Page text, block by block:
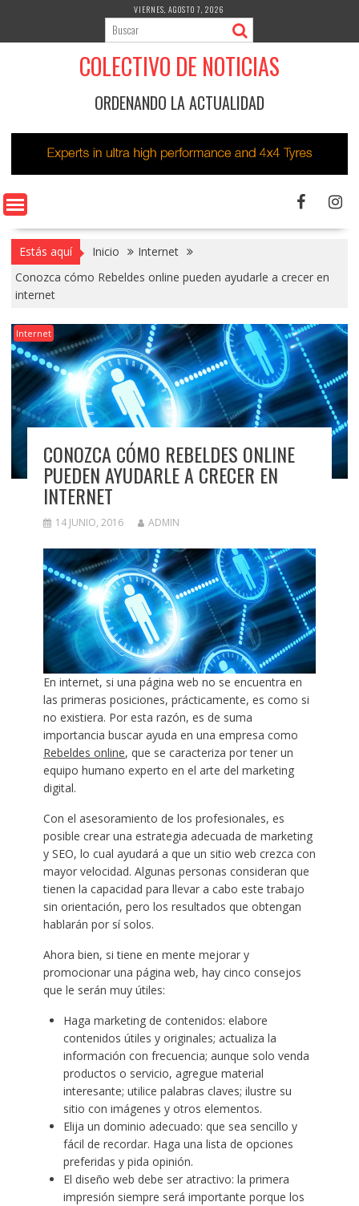
contenido
VIERNES, AGOSTO 7, 2026
COLECTIVO DE NOTICIAS
ORDENANDO LA ACTUALIDAD
Estás aquí Inicio
Internet
Conozca cómo Rebeldes online pueden ayudarle a crecer en
internet
Internet
CONOZCA CÓMO REBELDES ONLINE
PUEDEN AYUDARLE A CRECER EN
INTERNET
14 JUNIO, 2016 ADMIN
En internet, si una página web no se encuentra en
las primeras posiciones, prácticamente, es como si
no existiera. Por esta razón, es de suma
importancia buscar ayuda en una empresa como
Rebeldes online, que se caracteriza por tener un
equipo humano experto en el arte del marketing
digital.
Con el asesoramiento de los profesionales, es
posible crear una estrategia adecuada de marketing
y SEO, lo cual ayudará a que un sitio web crezca con
mayor velocidad. Algunas personas consideran que
tienen la capacidad para llevar a cabo este trabajo
sin orientación, pero los resultados que obtengan
hablarán por sí solos.
Ahora bien, si tiene en mente mejorar y
promocionar una página web, hay cinco consejos
que le serán muy útiles:
Haga marketing de contenidos: elabore
contenidos útiles y originales; actualiza la
información con frecuencia; aunque solo venda
productos o servicio, agregue material
interesante; utilice palabras claves; ilustre su
sitio con imágenes y otros elementos.
Elija un dominio adecuado: que sea sencillo y
fácil de recordar. Haga una lista de opciones
preferidas y pida opinión.
El diseño web debe ser atractivo: la primera
impresión siempre será importante porque los